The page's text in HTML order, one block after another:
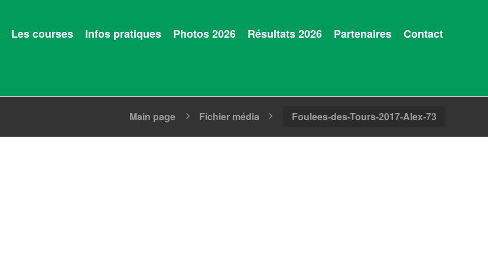
Les courses Infos pratiques Photos 2026 Résultats 2026 Partenaires Contact
Main page Fichier média Foulees-des-Tours-2017-Alex-73